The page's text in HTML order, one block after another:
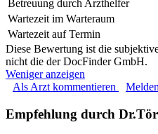
Betreuung durch Arzthelfer
Wartezeit im Warteraum
Wartezeit auf Termin
Diese Bewertung ist die
nicht die der DocFinder GmbH.
Weniger anzeigen
Als Arzt kommentieren
Melden
Empfehlung durch